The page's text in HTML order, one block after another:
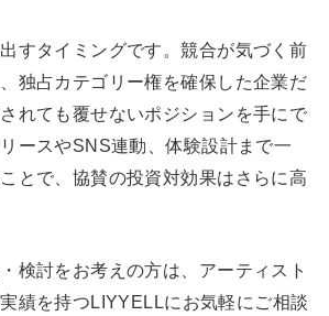
すタイミングです。競合が気づく前
独占カテゴリー権を確保した企業だ
れても覆せないポジションを手にで
ースやSNS連動、体験設計まで一
とで、協賛の投資対効果はさらに高
検討をお考えの方は、アーティスト
績を持つLIYYELLにお気軽にご相談